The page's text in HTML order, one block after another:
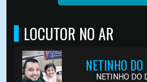
LOCUTOR NO AR
NETINHO
NETINHO DO